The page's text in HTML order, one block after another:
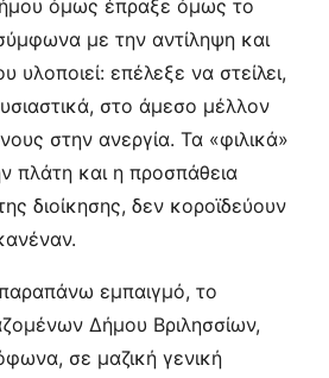
όμως έπραξε όμως το
με την αντίληψη και
υλοποιεί: επέλεξε να στείλει,
στο άμεσο μέλλον
στην ανεργία. Τα «φιλικά»
πλάτη και η προσπάθεια
διοίκησης, δεν κοροϊδεύουν
εμπαιγμό, το
Δήμου Βριλησσίων,
σε μαζική γενική